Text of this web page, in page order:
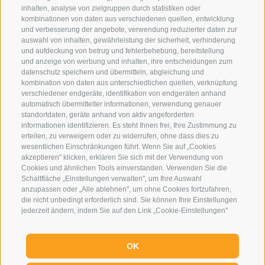
inhalten, analyse von zielgruppen durch statistiken oder
kombinationen von daten aus verschiedenen quellen, entwicklung
und verbesserung der angebote, verwendung reduzierter daten zur
auswahl von inhalten, gewährleistung der sicherheit, verhinderung
und aufdeckung von betrug und fehlerbehebung, bereitstellung
und anzeige von werbung und inhalten, ihre entscheidungen zum
datenschutz speichern und übermitteln, abgleichung und
kombination von daten aus unterschiedlichen quellen, verknüpfung
verschiedener endgeräte, identifikation von endgeräten anhand
automatisch übermittelter informationen, verwendung genauer
standortdaten, geräte anhand von aktiv angeforderten
informationen identifizieren. Es steht Ihnen frei, Ihre Zustimmung zu
erteilen, zu verweigern oder zu widerrufen, ohne dass dies zu
wesentlichen Einschränkungen führt. Wenn Sie auf „Cookies
akzeptieren" klicken, erklären Sie sich mit der Verwendung von
Cookies und ähnlichen Tools einverstanden. Verwenden Sie die
Schaltfläche „Einstellungen verwalten", um Ihre Auswahl
anzupassen oder „Alle ablehnen", um ohne Cookies fortzufahren,
die nicht unbedingt erforderlich sind. Sie können Ihre Einstellungen
jederzeit ändern, indem Sie auf den Link „Cookie-Einstellungen"
OK
Eirl Dolomites Retreat Sappada
Borgata Cima, 133
33012 Sappada
Ud
01079250252
Tel.:+39 3929733013
info@eirldolomites.com
Impressum
Cookie-Richtlinie
Privacy
Cookie Präferenzen